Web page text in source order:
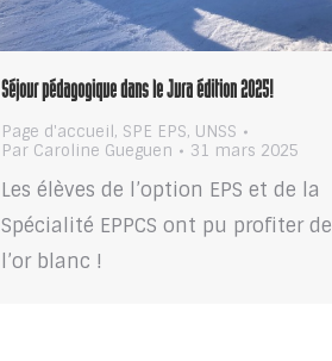
Séjour pédagogique dans le Jura édition 2025!
Page d'accueil, SPE EPS, UNSS
Par Caroline Gueguen 31 mars 2025
Les élèves de l’option EPS et de la
Spécialité EPPCS ont pu profiter de
l’or blanc !